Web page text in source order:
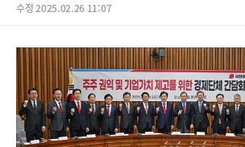
수정 2025.02.26 11:07